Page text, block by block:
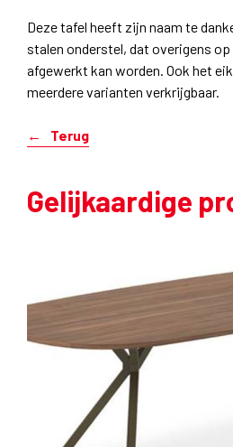
Deze tafel heeft zijn naam te
stalen onderstel, dat overigens
afgewerkt kan worden. Ook het
meerdere varianten verkrijgbaar.
Terug
Gelijkaardige